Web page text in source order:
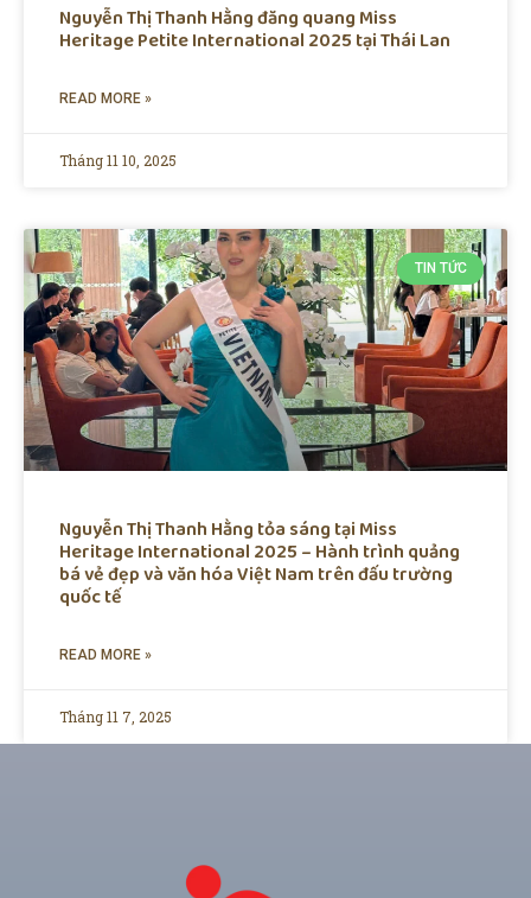
Nguyễn Thị Thanh Hằng đăng quang Miss
Heritage Petite International 2025 tại Thái Lan
READ MORE »
Tháng 11 10, 2025
TIN TỨC
Nguyễn Thị Thanh Hằng tỏa sáng tại Miss
Heritage International 2025 – Hành trình quảng
bá vẻ đẹp và văn hóa Việt Nam trên đấu trường
quốc tế
READ MORE »
Tháng 11 7, 2025